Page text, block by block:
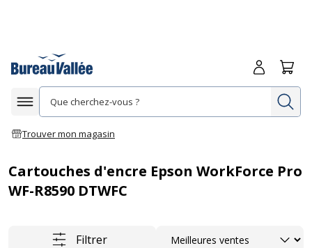
Afficher la navigation
Trouver mon magasin
Me
Cartouches d'encre Epson WorkForce Pro
WF-R8590 DTWFC
Filtrer Trier